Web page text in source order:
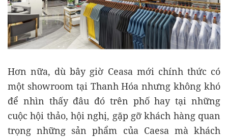
Hơn nữa, dù bây giờ Ceasa mới chính thức có
một showroom tại Thanh Hóa nhưng không khó
để nhìn thấy đâu đó trên phố hay tại những
cuộc hội thảo, hội nghị, gặp gỡ khách hàng quan
trọng những sản phẩm của Caesa mà khách